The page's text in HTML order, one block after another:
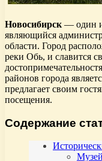
Новосибирск — один
являющийся
области. Город
реки Обь, и славится
районов города
предлагает своим
посещения.
Содержание